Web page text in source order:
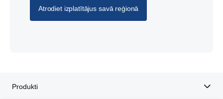
Atrodiet izplatītājus savā reģionā
Produkti